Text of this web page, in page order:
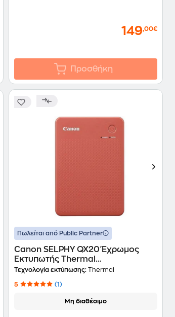
149,00€
Προσθήκη
Πωλείται από Public Partner
Canon SELPHY QX20 Έχρωμος
Εκτυπωτής Thermal
Φωτογραφιών με WiFi - Κόκκινο
Τεχνολογία εκτύπωσης:Thermal
5 (1)
Μη διαθέσιμο